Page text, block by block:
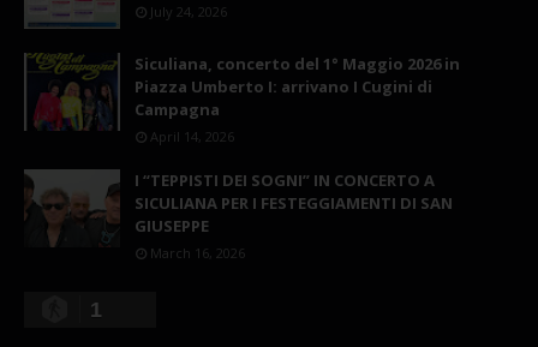
July 24, 2026
Siculiana, concerto del 1° Maggio 2026 in
Piazza Umberto I: arrivano I Cugini di
Campagna
April 14, 2026
I “TEPPISTI DEI SOGNI” IN CONCERTO A
SICULIANA PER I FESTEGGIAMENTI DI SAN
GIUSEPPE
March 16, 2026
1